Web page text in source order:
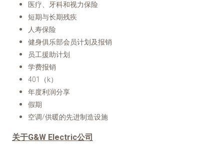
医疗、牙科和视力保险
短期与长期残疾
人寿保险
健身俱乐部会员计划及报销
员工援助计划
学费报销
401（k）
年度利润分享
假期
空调/供暖的先进制造设施
关于G&W Electric公司